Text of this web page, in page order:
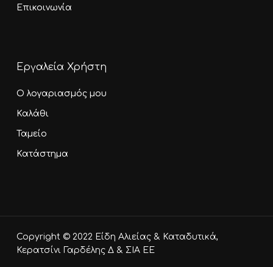
Υποσύνολο: 0,00€
Καλάθι
Επικοινωνία
Εργαλεία Χρήστη
Ο λογαριασμός μου
Καλάθι
Ταμείο
Κατάστημα
Copyright © 2022 Είδη Αλιείας & Καταδυτικά,
Κερατσίνι Γαρδέλης Δ & ΣΙΑ ΕΕ